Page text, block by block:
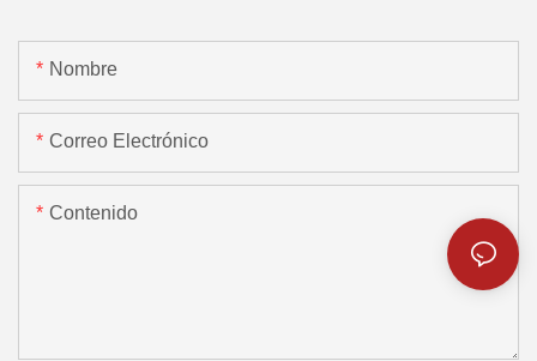
Nombre
Correo Electrónico
Contenido